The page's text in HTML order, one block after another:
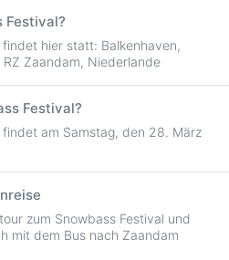
Festival?
hier statt: Balkenhaven,
Zaandam, Niederlande
Festival?
findet am Samstag, den 28. März
zum Snowbass Festival und
mit dem Bus nach Zaandam